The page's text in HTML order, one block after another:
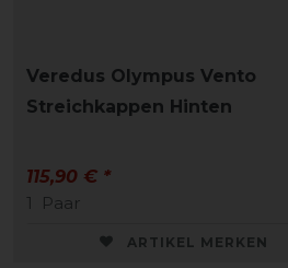
Veredus Olympus Vento
Streichkappen Hinten
115,90 € *
1
Paar
ARTIKEL MERKEN